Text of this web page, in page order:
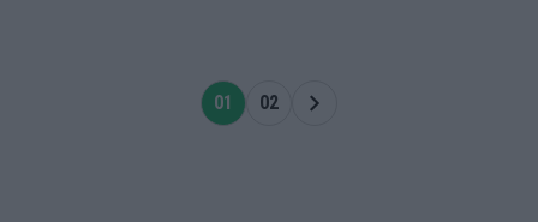
01 02